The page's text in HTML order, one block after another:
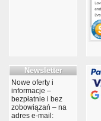
Newsletter
Nowe oferty i
informacje –
bezpłatnie i bez
zobowiązań – na
adres e-mail: